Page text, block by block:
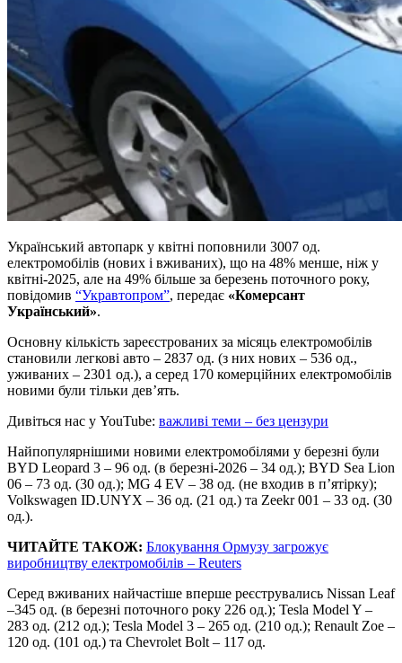
Український автопарк у квітні поповнили 3007 од.
електромобілів (нових і вживаних), що на 48% менше, ніж у
квітні-2025, але на 49% більше за березень поточного року,
повідомив “Укравтопром”, передає «Комерсант
Український».
Основну кількість зареєстрованих за місяць електромобілів
становили легкові авто – 2837 од. (з них нових – 536 од.,
уживаних – 2301 од.), а серед 170 комерційних електромобілів
новими були тільки дев’ять.
Дивіться нас у YouTube: важливі теми – без цензури
Найпопулярнішими новими електромобілями у березні були
BYD Leopard 3 – 96 од. (в березні-2026 – 34 од.); BYD Sea Lion
06 – 73 од. (30 од.); MG 4 EV – 38 од. (не входив в п’ятірку);
Volkswagen ID.UNYX – 36 од. (21 од.) та Zeekr 001 – 33 од. (30
од.).
ЧИТАЙТЕ ТАКОЖ: Блокування Ормузу загрожує
виробництву електромобілів – Reuters
Серед вживаних найчастіше вперше реєструвались Nissan Leaf
–345 од. (в березні поточного року 226 од.); Tesla Model Y –
283 од. (212 од.); Tesla Model 3 – 265 од. (210 од.); Renault Zoe –
120 од. (101 од.) та Chevrolet Bolt – 117 од.